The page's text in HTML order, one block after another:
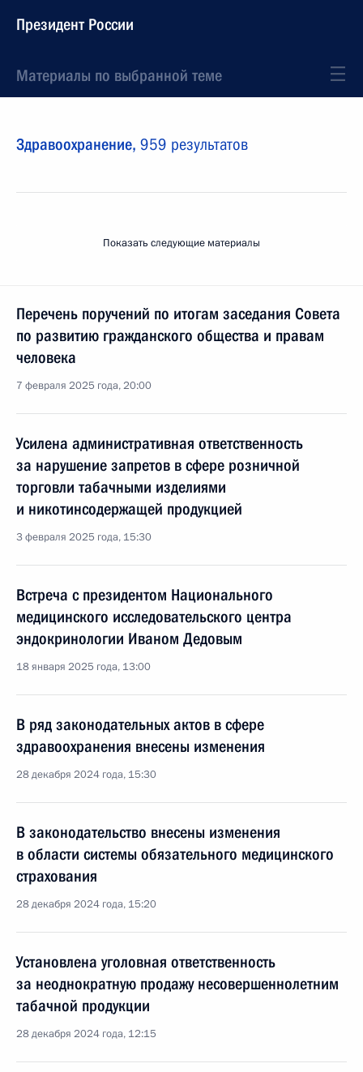
Президент России
Материалы по выбранной теме
Здравоохранение, 959 результатов
Показать следующие материалы
Перечень поручений по итогам заседания Совета
по развитию гражданского общества и правам
человека
7 февраля 2025 года, 20:00
Усилена административная ответственность
за нарушение запретов в сфере розничной
торговли табачными изделиями
и никотинсодержащей продукцией
3 февраля 2025 года, 15:30
Встреча с президентом Национального
медицинского исследовательского центра
эндокринологии Иваном Дедовым
18 января 2025 года, 13:00
В ряд законодательных актов в сфере
здравоохранения внесены изменения
28 декабря 2024 года, 15:30
В законодательство внесены изменения
в области системы обязательного медицинского
страхования
28 декабря 2024 года, 15:20
Установлена уголовная ответственность
за неоднократную продажу несовершеннолетним
табачной продукции
28 декабря 2024 года, 12:15